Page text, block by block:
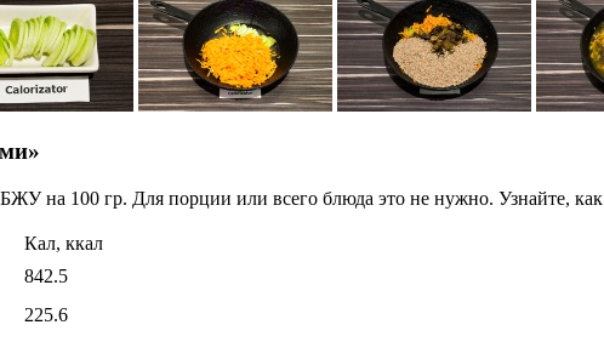
на 100 гр. Для порции или всего блюда это не нужно. Узнайте, как
Кал, ккал
842.5
225.6